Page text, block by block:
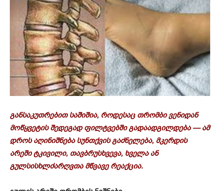
განსაკუთრებით საშიშია, როდესაც თრომბი ვენიდან
მოწყვეტის შედეგად ფილტვებში გადაადგილდება — ამ
დროს აღინიშნება სუნთქვის გაძნელება, მკერდის
არეში ტკივილი, თავბრუსხვევა, ხველა ან
გულსისხლძარღვთა მწვავე რეაქცია.